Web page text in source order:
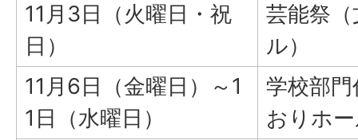
11月3日（火曜日・祝
日）
芸能祭
ル）
11月6日（金曜日）～1
1日（水曜日）
学校部
おりホ